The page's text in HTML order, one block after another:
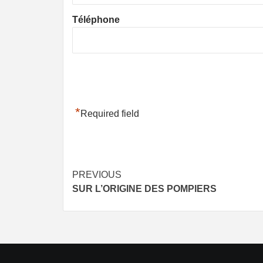
Téléphone
*Required field
Post
navigation
PREVIOUS
SUR L’ORIGINE DES POMPIERS